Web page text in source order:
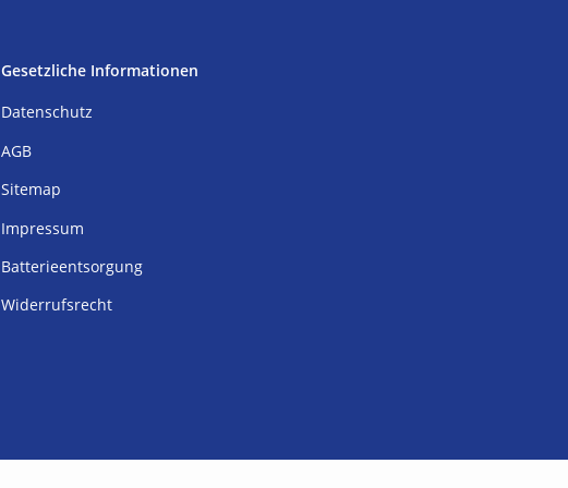
Gesetzliche Informationen
Datenschutz
AGB
Sitemap
Impressum
Batterieentsorgung
Widerrufsrecht